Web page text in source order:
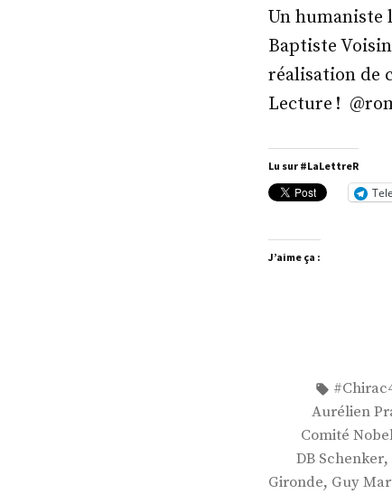
Un humaniste
Baptiste
réalisation de
Lecture !
Lu sur #LaLettreR
J’aime ça :
Aurélien
Comité
DB Schenker,
Gironde, Guy